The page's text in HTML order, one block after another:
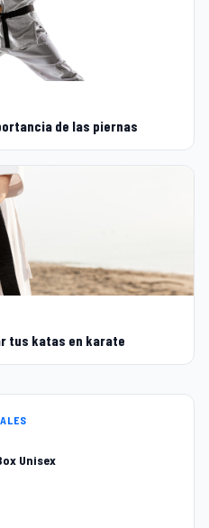
de las piernas
tus katas en karate
Unisex